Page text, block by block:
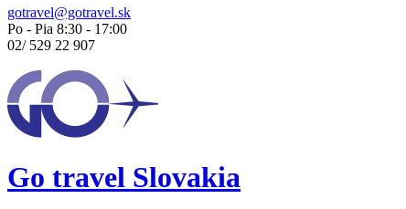
gotravel@gotravel.sk
Po - Pia 8:30 - 17:00
02/ 529 22 907
Go travel Slovakia